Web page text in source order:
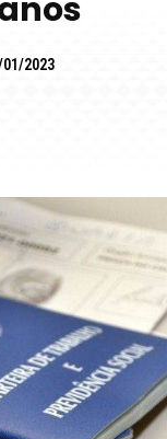
01/2023